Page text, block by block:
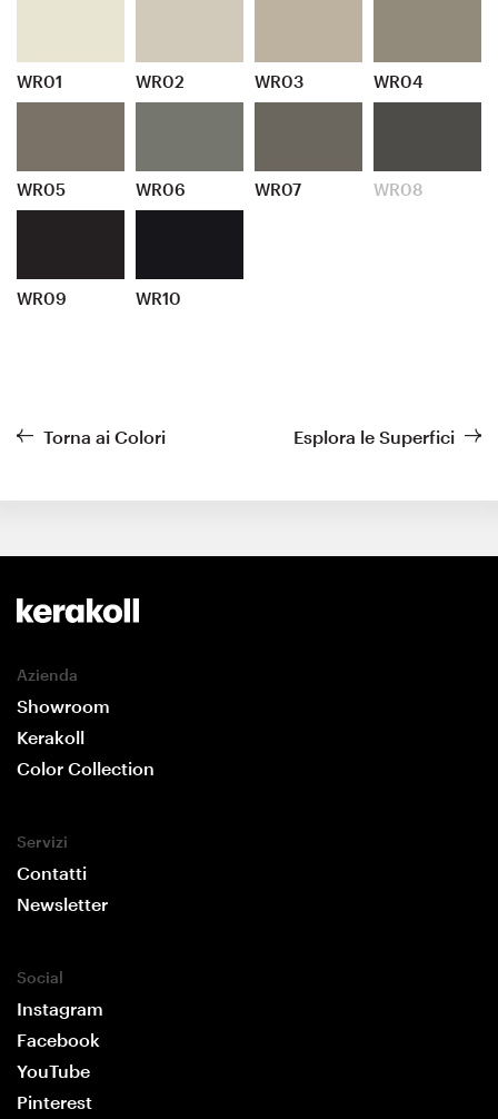
WR01 WR02 WR03 WR04
WR05 WR06 WR07 WR08
WR09 WR10
Torna ai Colori Esplora le Superfici
Azienda
Showroom
Kerakoll
Color Collection
Servizi
Contatti
Newsletter
Social
Instagram
Facebook
YouTube
Pinterest